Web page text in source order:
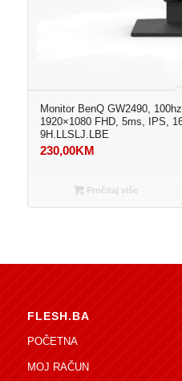
Monitor BenQ GW2490,
1920×1080 FHD, 5ms, IPS,
9H.LLSLJ.LBE
230,00KM
Pročitaj više
FLESH.BA
POČETNA
MOJ RAČUN